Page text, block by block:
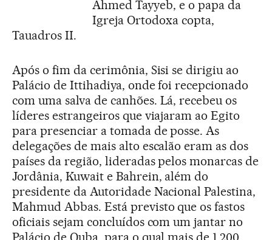
Ahmed Tayyeb, e o papa da
Igreja Ortodoxa copta,
Tauadros II.
Após o fim da cerimônia, Sisi se dirigiu ao
Palácio de Ittihadiya, onde foi recepcionado
com uma salva de canhões. Lá, recebeu os
líderes estrangeiros que viajaram ao Egito
para presenciar a tomada de posse. As
delegações de mais alto escalão eram as dos
países da região, lideradas pelos monarcas de
Jordânia, Kuwait e Bahrein, além do
presidente da Autoridade Nacional Palestina,
Mahmud Abbas. Está previsto que os fastos
oficiais sejam concluídos com um jantar no
Palácio de Quba, para o qual mais de 1.200